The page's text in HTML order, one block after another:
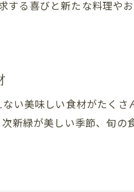
する喜びと新たな料理や
い美味しい食材がたくさ
新緑が美しい季節、旬の